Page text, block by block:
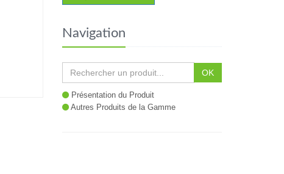
Navigation
OK
Présentation du Produit
Autres Produits de la Gamme